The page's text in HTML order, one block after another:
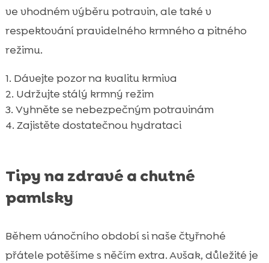
ve vhodném výběru potravin, ale také v
respektování pravidelného krmného a pitného
režimu.
Dávejte pozor na kvalitu krmiva
Udržujte stálý krmný režim
Vyhněte se nebezpečným potravinám
Zajistěte dostatečnou hydrataci
Tipy na zdravé a chutné
pamlsky
Během vánočního období si naše čtyřnohé
přátele potěšíme s něčím extra. Avšak, důležité je